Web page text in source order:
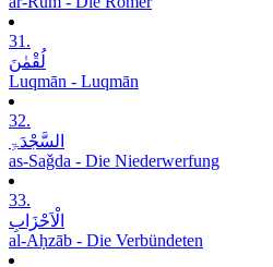
31.
لُقْمٰنَ
Luqmān - Luqmān
32.
السَّجْدَۃِ
as-Saǧda - Die Niederwerfung
33.
الْاَحْزَابِ
al-Aḥzāb - Die Verbündeten